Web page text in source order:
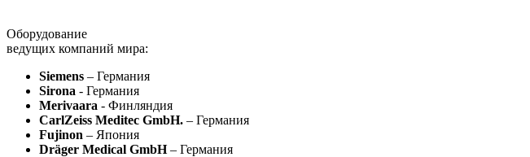
Оборудование
ведущих компаний мира:
Siemens – Германия
Sirona - Германия
Merivaara - Финляндия
CarlZeiss Meditec GmbH. – Германия
Fujinon – Япония
Dräger Medical GmbH– Германия